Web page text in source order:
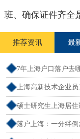
班、确保证件齐全
推荐资讯 最
7年上海户口落户去
上海高新技术企业
户）
硕士研究生上海居
积分）
落户上海：一分绊